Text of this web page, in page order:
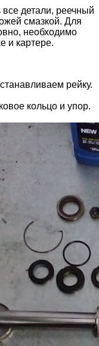
детали, реечный
смазкой. Для
необходимо
и картере.
рейку.
кольцо и упор.